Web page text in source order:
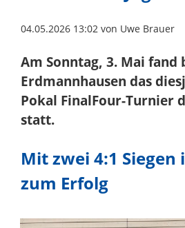
04.05.2026 13:02 von Uwe Brauer
Am Sonntag, 3. Mai fand
Erdmannhausen das
Pokal FinalFour-Turnier
statt.
Mit zwei 4:1 Siegen
zum Erfolg